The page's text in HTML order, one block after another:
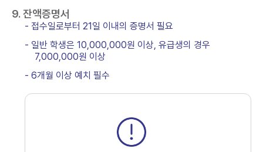
9. 잔액증명서
- 접수일로부터 21일 이내의 증명서 필요
- 일반 학생은 10,000,000원 이상, 유급생의 경우
7,000,000원 이상
- 6개월 이상 예치 필수